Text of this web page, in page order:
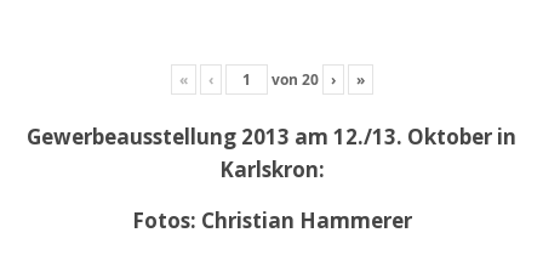
« ‹ von 20 › »
Gewerbeausstellung 2013 am 12./13. Oktober in
Karlskron:
Fotos: Christian Hammerer